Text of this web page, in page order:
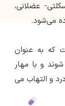
عضلانی،
می‌شود.
که به عنوان
و با مهار
و التهاب می